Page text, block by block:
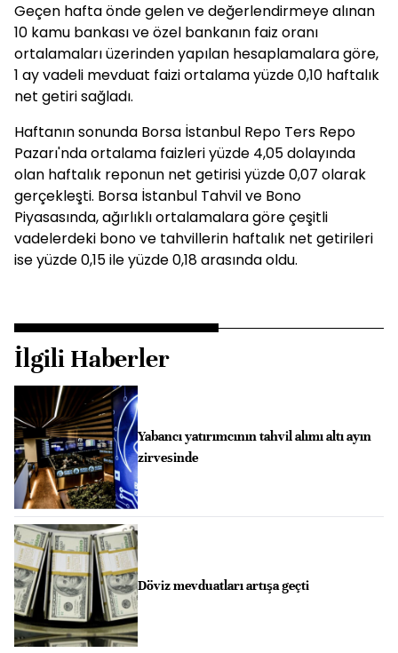
Geçen hafta önde gelen ve değerlendirmeye alınan
10 kamu bankası ve özel bankanın faiz oranı
ortalamaları üzerinden yapılan hesaplamalara göre,
1 ay vadeli mevduat faizi ortalama yüzde 0,10 haftalık
net getiri sağladı.
Haftanın sonunda Borsa İstanbul Repo Ters Repo
Pazarı'nda ortalama faizleri yüzde 4,05 dolayında
olan haftalık reponun net getirisi yüzde 0,07 olarak
gerçekleşti. Borsa İstanbul Tahvil ve Bono
Piyasasında, ağırlıklı ortalamalara göre çeşitli
vadelerdeki bono ve tahvillerin haftalık net getirileri
ise yüzde 0,15 ile yüzde 0,18 arasında oldu.
İlgili Haberler
Yabancı yatırımcının tahvil alımı altı ayın
zirvesinde
Döviz mevduatları artışa geçti